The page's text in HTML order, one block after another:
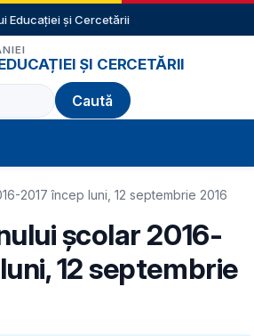
Educației și Cercetării
ȘI CERCETĂRII
2017 încep luni, 12 septembrie 2016
şcolar 2016-
12 septembrie